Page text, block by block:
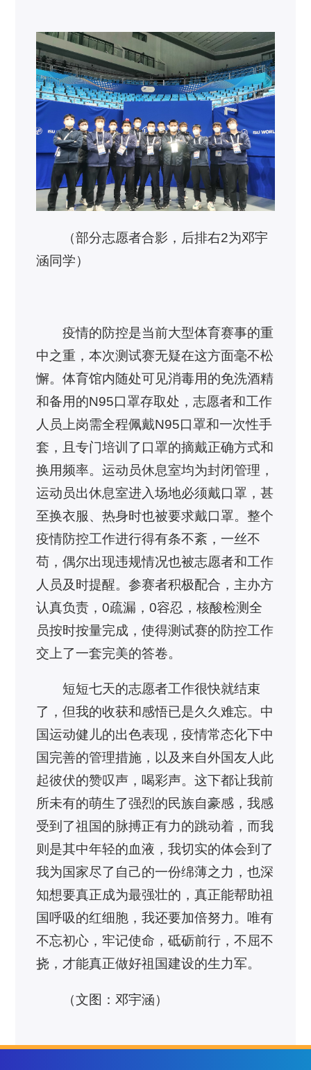
（部分志愿者合影，后排右2为邓宇
涵同学）
疫情的防控是当前大型体育赛事的重
中之重，本次测试赛无疑在这方面毫不松
懈。体育馆内随处可见消毒用的免洗酒精
和备用的N95口罩存取处，志愿者和工作
人员上岗需全程佩戴N95口罩和一次性手
套，且专门培训了口罩的摘戴正确方式和
换用频率。运动员休息室均为封闭管理，
运动员出休息室进入场地必须戴口罩，甚
至换衣服、热身时也被要求戴口罩。整个
疫情防控工作进行得有条不紊，一丝不
苟，偶尔出现违规情况也被志愿者和工作
人员及时提醒。参赛者积极配合，主办方
认真负责，0疏漏，0容忍，核酸检测全
员按时按量完成，使得测试赛的防控工作
交上了一套完美的答卷。
短短七天的志愿者工作很快就结束
了，但我的收获和感悟已是久久难忘。中
国运动健儿的出色表现，疫情常态化下中
国完善的管理措施，以及来自外国友人此
起彼伏的赞叹声，喝彩声。这下都让我前
所未有的萌生了强烈的民族自豪感，我感
受到了祖国的脉搏正有力的跳动着，而我
则是其中年轻的血液，我切实的体会到了
我为国家尽了自己的一份绵薄之力，也深
知想要真正成为最强壮的，真正能帮助祖
国呼吸的红细胞，我还要加倍努力。唯有
不忘初心，牢记使命，砥砺前行，不屈不
挠，才能真正做好祖国建设的生力军。
（文图：邓宇涵）